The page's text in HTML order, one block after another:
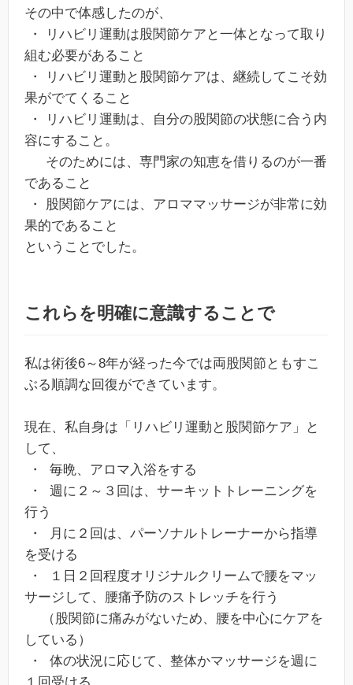
その中で体感したのが、
・ リハビリ運動は股関節ケアと一体となって取り
組む必要があること
・ リハビリ運動と股関節ケアは、継続してこそ効
果がでてくること
・ リハビリ運動は、自分の股関節の状態に合う内
容にすること。
そのためには、専門家の知恵を借りるのが一番
であること
・ 股関節ケアには、アロママッサージが非常に効
果的であること
ということでした。
これらを明確に意識することで
私は術後6～8年が経った今では両股関節ともすこ
ぶる順調な回復ができています。
現在、私自身は「リハビリ運動と股関節ケア」と
して、
・ 毎晩、アロマ入浴をする
・ 週に２～３回は、サーキットトレーニングを
行う
・ 月に２回は、パーソナルトレーナーから指導
を受ける
・ １日２回程度オリジナルクリームで腰をマッ
サージして、腰痛予防のストレッチを行う
（股関節に痛みがないため、腰を中心にケアを
している）
・ 体の状況に応じて、整体かマッサージを週に